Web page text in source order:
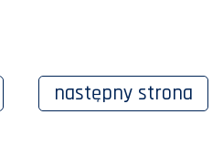
następny strona